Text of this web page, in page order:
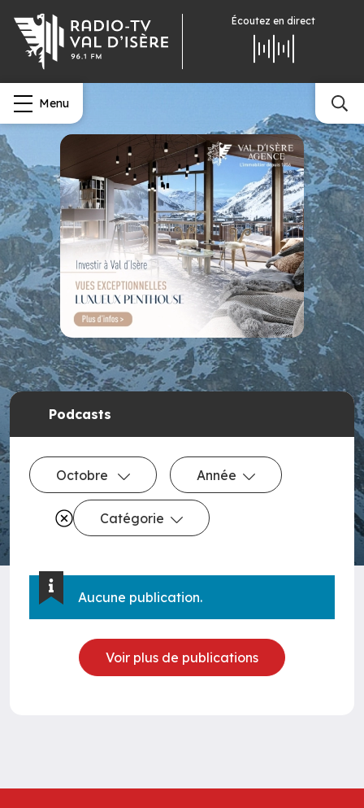
Écoutez en direct
Menu
Podcasts
Octobre Année
Catégorie
Aucune publication.
Voir plus de publications